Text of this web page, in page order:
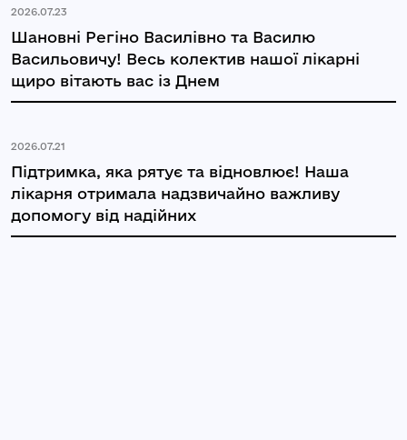
2026.07.23
Шановні Регіно Василівно та Василю
Васильовичу! Весь колектив нашої лікарні
щиро вітають вас із Днем
2026.07.21
Підтримка, яка рятує та відновлює! Наша
лікарня отримала надзвичайно важливу
допомогу від надійних